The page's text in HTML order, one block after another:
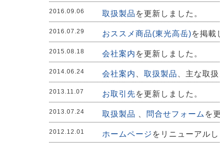
2016.09.06 取扱製品 を更新しました。
2016.07.29 おススメ商品(東光高岳)を掲載
2015.08.18 会社案内 を更新しました。
2014.06.24 会社案内 取扱製品 、主な取
2013.11.07 お取引先を更新しました。
2013.07.24 取扱製品 問合せフォーム を
2012.12.01 ホームページ をリニューアル